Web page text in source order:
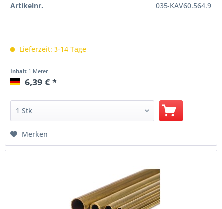
Artikelnr. 035-KAV60.564.9
Lieferzeit: 3-14 Tage
Inhalt 1 Meter
6,39 € *
Merken